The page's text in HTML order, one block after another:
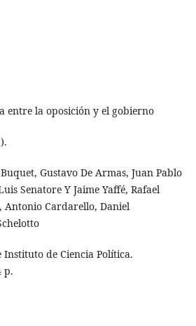
entre la oposición y el gobierno
Gustavo De Armas, Juan Pablo
Senatore Y Jaime Yaffé, Rafael
Cardarello, Daniel
de Ciencia Política.
p.